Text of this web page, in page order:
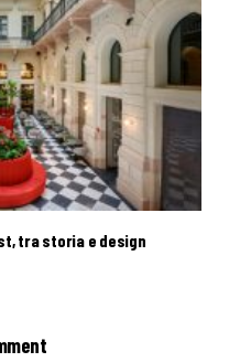
tra storia e design